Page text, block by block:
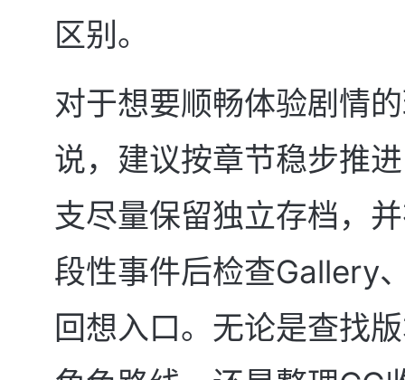
区别。
对于想要顺畅体验剧情
说，建议按章节稳步推
支尽量保留独立存档，
段性事件后检查Gallery
回想入口。无论是查找